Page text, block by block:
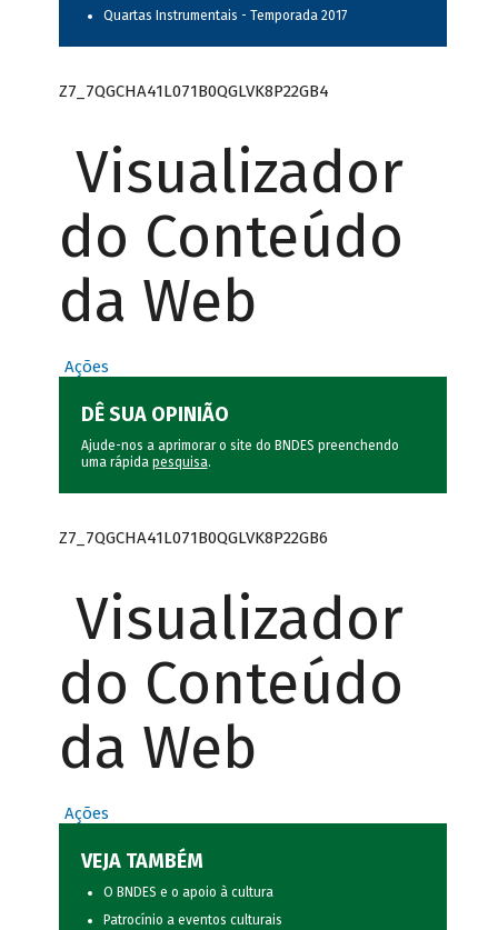
Quartas Instrumentais - Temporada 2017
Z7_7QGCHA41L071B0QGLVK8P22GB4
Visualizador
do Conteúdo
da Web
Ações
DÊ SUA OPINIÃO
Ajude-nos a aprimorar o site do BNDES preenchendo
uma rápida pesquisa.
Z7_7QGCHA41L071B0QGLVK8P22GB6
Visualizador
do Conteúdo
da Web
Ações
VEJA TAMBÉM
O BNDES e o apoio à cultura
Patrocínio a eventos culturais